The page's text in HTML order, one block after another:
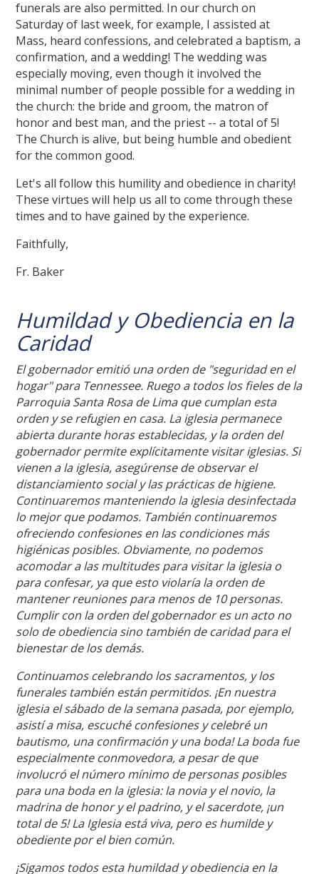
funerals are also permitted. In our church on
Saturday of last week, for example, I assisted at
Mass, heard confessions, and celebrated a baptism, a
confirmation, and a wedding! The wedding was
especially moving, even though it involved the
minimal number of people possible for a wedding in
the church: the bride and groom, the matron of
honor and best man, and the priest -- a total of 5!
The Church is alive, but being humble and obedient
for the common good.
Let's all follow this humility and obedience in charity!
These virtues will help us all to come through these
times and to have gained by the experience.
Faithfully,
Fr. Baker
Humildad y Obediencia en la
Caridad
El gobernador emitió una orden de "seguridad en el
hogar" para Tennessee. Ruego a todos los fieles de la
Parroquia Santa Rosa de Lima que cumplan esta
orden y se refugien en casa. La iglesia permanece
abierta durante horas establecidas, y la orden del
gobernador permite explícitamente visitar iglesias. Si
vienen a la iglesia, asegúrense de observar el
distanciamiento social y las prácticas de higiene.
Continuaremos manteniendo la iglesia desinfectada
lo mejor que podamos. También continuaremos
ofreciendo confesiones en las condiciones más
higiénicas posibles. Obviamente, no podemos
acomodar a las multitudes para visitar la iglesia o
para confesar, ya que esto violaría la orden de
mantener reuniones para menos de 10 personas.
Cumplir con la orden del gobernador es un acto no
solo de obediencia sino también de caridad para el
bienestar de los demás.
Continuamos celebrando los sacramentos, y los
funerales también están permitidos. ¡En nuestra
iglesia el sábado de la semana pasada, por ejemplo,
asistí a misa, escuché confesiones y celebré un
bautismo, una confirmación y una boda! La boda fue
especialmente conmovedora, a pesar de que
involucró el número mínimo de personas posibles
para una boda en la iglesia: la novia y el novio, la
madrina de honor y el padrino, y el sacerdote, ¡un
total de 5! La Iglesia está viva, pero es humilde y
obediente por el bien común.
¡Sigamos todos esta humildad y obediencia en la